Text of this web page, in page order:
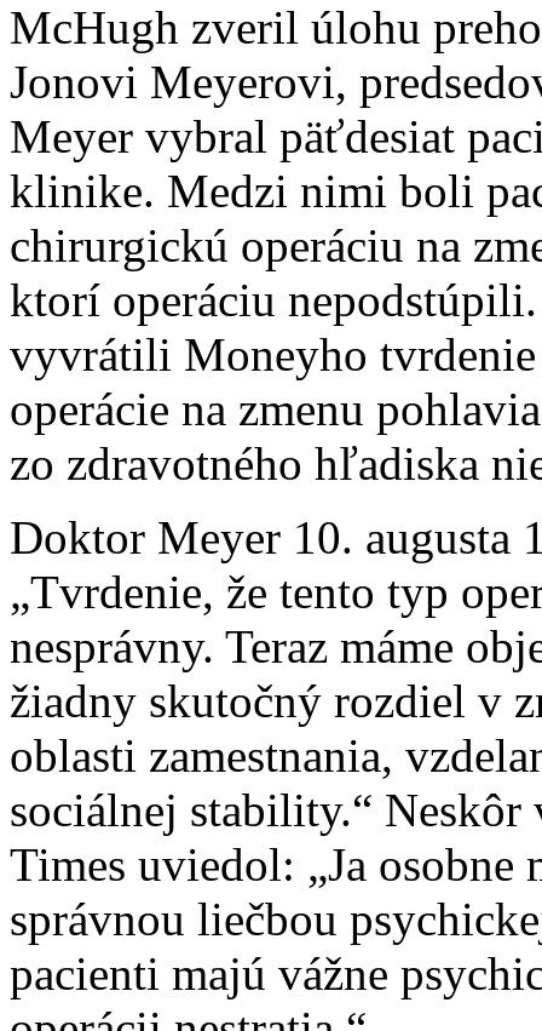
McHugh zveril úlohu
Jonovi Meyerovi,
Meyer vybral päťdesiat
klinike. Medzi nimi boli
chirurgickú operáciu na
ktorí operáciu
vyvrátili Moneyho
operácie na zmenu
zo zdravotného hľadiska
Doktor Meyer 10. augusta
„Tvrdenie, že tento typ
nesprávny. Teraz máme
žiadny skutočný rozdiel v
oblasti zamestnania,
sociálnej stability.“
Times uviedol: „Ja osobne
správnou liečbou
pacienti majú vážne